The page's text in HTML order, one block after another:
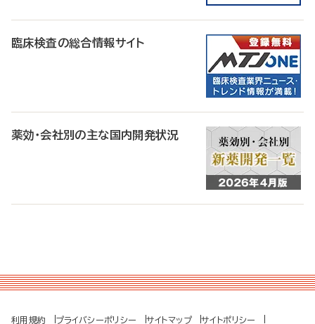
臨床検査の総合情報サイト
薬効・会社別の主な国内開発状況
利用規約 プライバシーポリシー サイトマップ サイトポリシー